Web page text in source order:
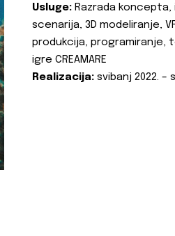
Usluge: Razrada koncepta,
scenarija, 3D modeliranje,
produkcija, programiranje,
igre CREAMARE
Realizacija: svibanj 2022. –